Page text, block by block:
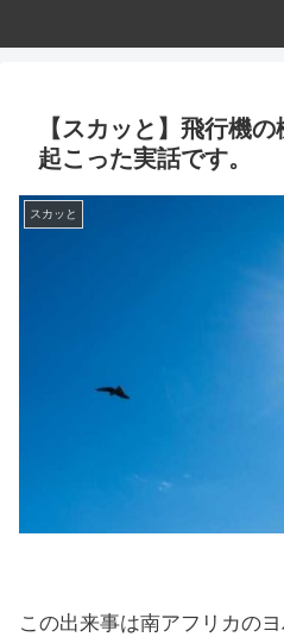
【スカッと】飛行機
起こった実話です。
スカッと
この出来事は南アフリカの